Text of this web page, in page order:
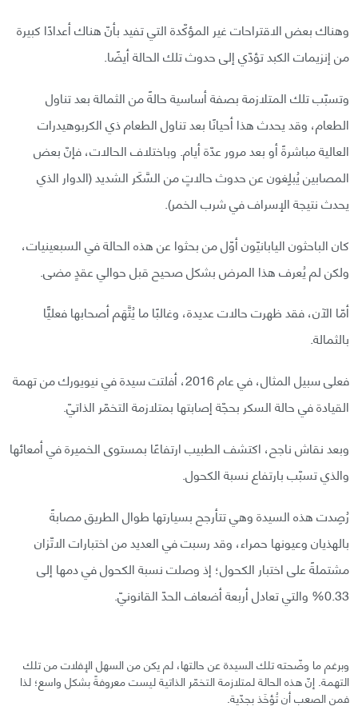
وهناك بعض الاقتراحات غير المؤكّدة التي تفيد بأنّ هناك أعدادًا كبيرة
من إنزيمات الكبد تؤدّي إلى حدوث تلك الحالة أيضًا.
وتسبّب تلك المتلازمة بصفة أساسية حالةً من الثمالة بعد تناول
الطعام، وقد يحدث هذا أحيانًا بعد تناول الطعام ذي الكربوهيدرات
العالية مباشرةً أو بعد مرور عدّة أيام. وباختلاف الحالات، فإنّ بعض
المصابين يُبلِغون عن حدوث حالاتٍ من السَّكَر الشديد (الدوار الذي
يحدث نتيجة الإسراف في شرب الخمر).
كان الباحثون اليابانيّون أوّل من بحثوا عن هذه الحالة في السبعينيات،
ولكن لم يُعرف هذا المرض بشكل صحيح قبل حوالي عقدٍ مضى.
أمّا الآن، فقد ظهرت حالات عديدة، وغالبًا ما يُتَّهَم أصحابها فعليًّا
بالثمالة.
فعلى سبيل المثال، في عام 2016، أفلتت سيدة في نيويورك من تهمة
القيادة في حالة السكر بحجّة إصابتها بمتلازمة التخمّر الذاتيّ.
وبعد نقاش ناجح، اكتشف الطبيب ارتفاعًا بمستوى الخميرة في أمعائها
والذي تسبّب بارتفاع نسبة الكحول.
رُصِدت هذه السيدة وهي تتأرجح بسيارتها طوال الطريق مصابةً
بالهذيان وعيونها حمراء، وقد رسبت في العديد من اختبارات الاتّزان
مشتملةً على اختبار الكحول؛ إذ وصلت نسبة الكحول في دمها إلى
0.33% والتي تعادل أربعة أضعاف الحدّ القانونيّ.
وبرغم ما وضّحته تلك السيدة عن حالتها، لم يكن من السهل الإفلات من تلك
التهمة. إنّ هذه الحالة لمتلازمة التخمّر الذاتية ليست معروفةً بشكل واسع؛ لذا
فمن الصعب أن تُؤخَذ بجدّية.